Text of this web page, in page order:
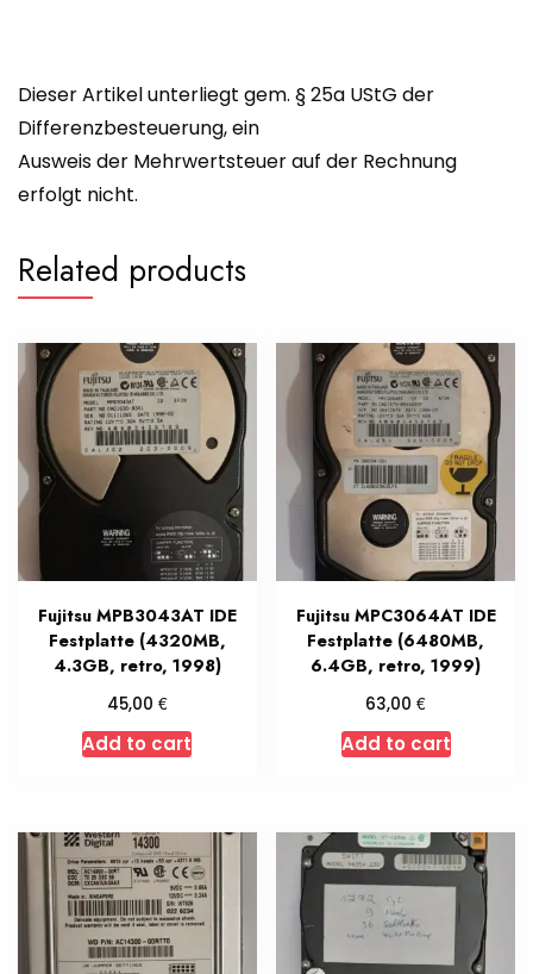
Dieser Artikel unterliegt gem. § 25a UStG der
Differenzbesteuerung, ein
Ausweis der Mehrwertsteuer auf der Rechnung
erfolgt nicht.
Related products
Fujitsu MPB3043AT IDE
Festplatte (4320MB,
4.3GB, retro, 1998)
45,00 €
Add to cart
Fujitsu MPC3064AT IDE
Festplatte (6480MB,
6.4GB, retro, 1999)
63,00€
Add to cart